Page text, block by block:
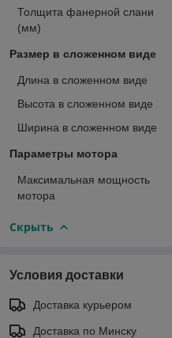
Толщита фанерной слани
(мм)
Размер в сложенном виде
Длина в сложенном виде
Высота в сложенном виде
Ширина в сложенном виде
Параметры мотора
Максимальная мощность
мотора
Скрыть
Условия доставки
Доставка курьером
Доставка по Минску